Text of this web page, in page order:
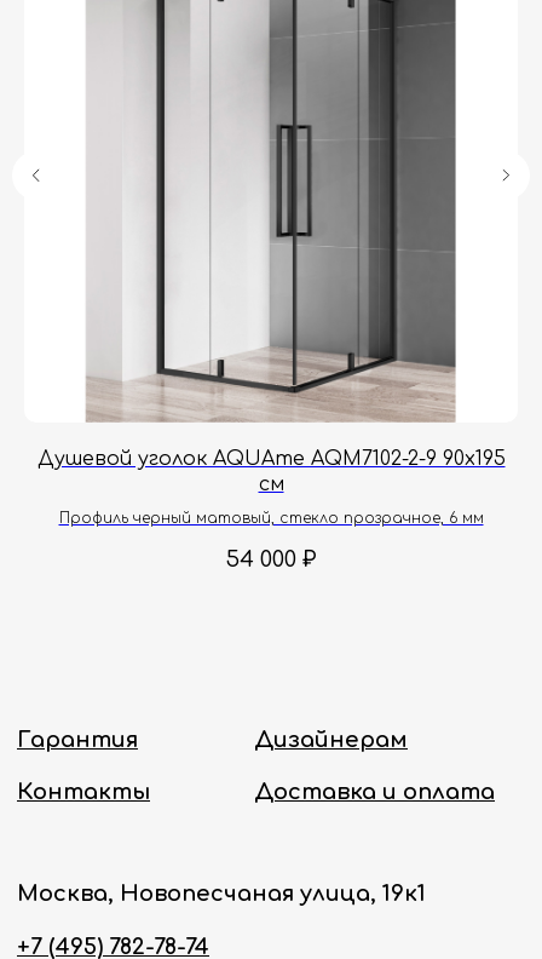
Душевой уголок AQUAme AQM7102-2-9 90х195
см
Профиль черный матовый, стекло прозрачное, 6 мм
54 000 ₽
+7 (495) 782-78-74
Принимаем звонки и обрабатываем
заказы с понедельника по пятницу
с 8:00 до 18:00 по Москве.
Онлайн-магазин работает 24/7.